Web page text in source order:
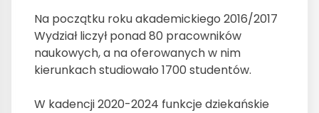
Na początku roku akademickiego 2016/2017
Wydział liczył ponad 80 pracowników
naukowych, a na oferowanych w nim
kierunkach studiowało 1700 studentów.
W kadencji 2020-2024 funkcje dziekańskie